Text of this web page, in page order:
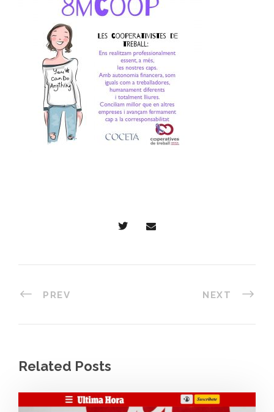
PREV NEXT
Related Posts